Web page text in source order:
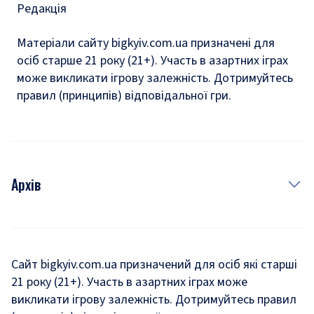
Редакція
Матеріали сайту bigkyiv.com.ua призначені для
осіб старше 21 року (21+). Участь в азартних іграх
може викликати ігрову залежність. Дотримуйтесь
правил (принципів) відповідальної гри.
Архів
Комуналка
Сайт bigkyiv.com.ua призначений для осіб які старші
21 року (21+). Участь в азартних іграх може
викликати ігрову залежність. Дотримуйтесь правил